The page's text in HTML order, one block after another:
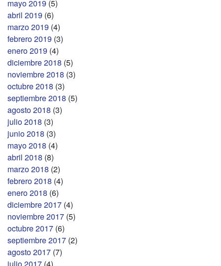
mayo 2019 (5)
abril 2019 (6)
marzo 2019 (4)
febrero 2019 (3)
enero 2019 (4)
diciembre 2018 (5)
noviembre 2018 (3)
octubre 2018 (3)
septiembre 2018 (5)
agosto 2018 (3)
julio 2018 (3)
junio 2018 (3)
mayo 2018 (4)
abril 2018 (8)
marzo 2018 (2)
febrero 2018 (4)
enero 2018 (6)
diciembre 2017 (4)
noviembre 2017 (5)
octubre 2017 (6)
septiembre 2017 (2)
agosto 2017 (7)